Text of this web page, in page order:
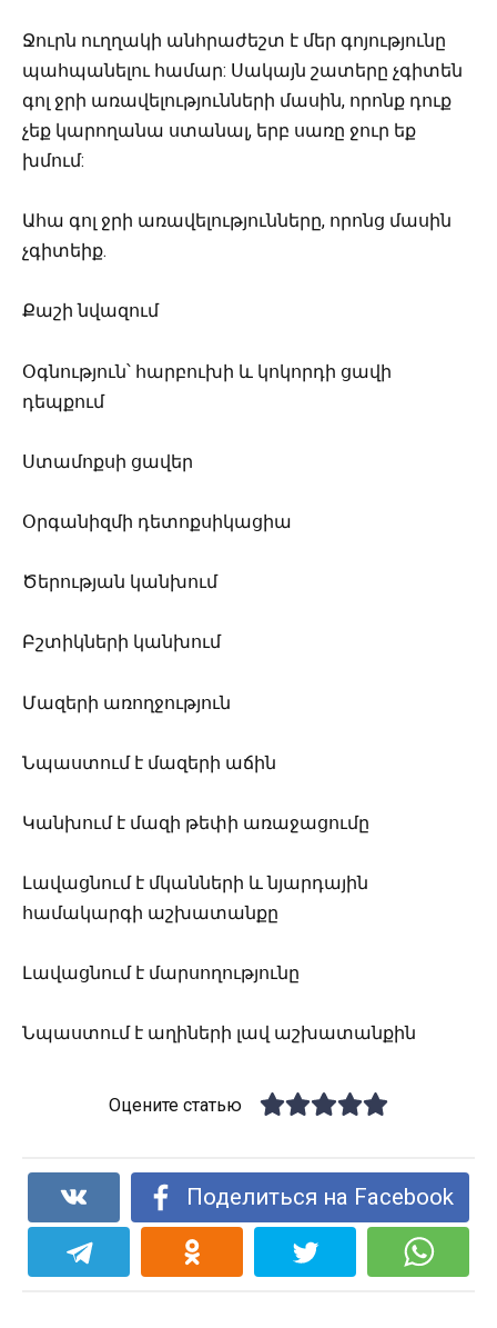
Ջուրն ուղղակի անհրաժեշտ է մեր գոյությունը
պահպանելու համար: Սակայն շատերը չգիտեն
գոլ ջրի առավելությունների մասին, որոնք դուք
չեք կարողանա ստանալ, երբ սառը ջուր եք
խմում:
Ահա գոլ ջրի առավելությունները, որոնց մասին
չգիտեիք.
Քաշի նվազում
Օգնություն՝ հարբուխի և կոկորդի ցավի
դեպքում
Ստամոքսի ցավեր
Օրգանիզմի դետոքսիկացիա
Ծերության կանխում
Բշտիկների կանխում
Մազերի առողջություն
Նպաստում է մազերի աճին
Կանխում է մազի թեփի առաջացումը
Լավացնում է մկանների և նյարդային
համակարգի աշխատանքը
Լավացնում է մարսողությունը
Նպաստում է աղիների լավ աշխատանքին
Оцените статью
Поделиться на Facebook